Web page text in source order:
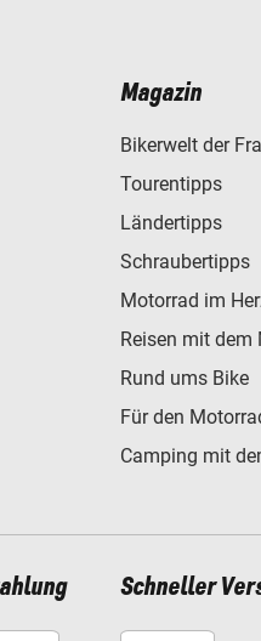
Magazin
Bikerwelt der
Tourentipps
Ländertipps
Schraubertipps
Motorrad im
Reisen mit dem
Rund ums Bike
Für den
Camping mit
Schneller